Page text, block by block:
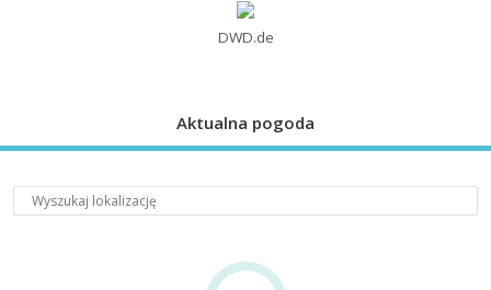
DWD.de
Aktualna pogoda